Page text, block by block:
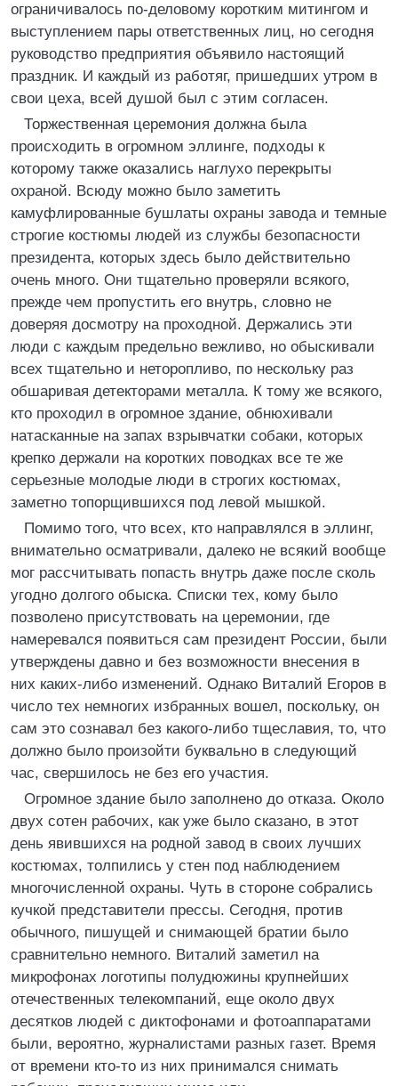
ограничивалось по-деловому коротким митингом и
выступлением пары ответственных лиц, но сегодня
руководство предприятия объявило настоящий
праздник. И каждый из работяг, пришедших утром в
свои цеха, всей душой был с этим согласен.
Торжественная церемония должна была
происходить в огромном эллинге, подходы к
которому также оказались наглухо перекрыты
охраной. Всюду можно было заметить
камуфлированные бушлаты охраны завода и темные
строгие костюмы людей из службы безопасности
президента, которых здесь было действительно
очень много. Они тщательно проверяли всякого,
прежде чем пропустить его внутрь, словно не
доверяя досмотру на проходной. Держались эти
люди с каждым предельно вежливо, но обыскивали
всех тщательно и неторопливо, по нескольку раз
обшаривая детекторами металла. К тому же всякого,
кто проходил в огромное здание, обнюхивали
натасканные на запах взрывчатки собаки, которых
крепко держали на коротких поводках все те же
серьезные молодые люди в строгих костюмах,
заметно топорщившихся под левой мышкой.
Помимо того, что всех, кто направлялся в эллинг,
внимательно осматривали, далеко не всякий вообще
мог рассчитывать попасть внутрь даже после сколь
угодно долгого обыска. Списки тех, кому было
позволено присутствовать на церемонии, где
намеревался появиться сам президент России, были
утверждены давно и без возможности внесения в
них каких-либо изменений. Однако Виталий Егоров в
число тех немногих избранных вошел, поскольку, он
сам это сознавал без какого-либо тщеславия, то, что
должно было произойти буквально в следующий
час, свершилось не без его участия.
Огромное здание было заполнено до отказа. Около
двух сотен рабочих, как уже было сказано, в этот
день явившихся на родной завод в своих лучших
костюмах, толпились у стен под наблюдением
многочисленной охраны. Чуть в стороне собрались
кучкой представители прессы. Сегодня, против
обычного, пишущей и снимающей братии было
сравнительно немного. Виталий заметил на
микрофонах логотипы полудюжины крупнейших
отечественных телекомпаний, еще около двух
десятков людей с диктофонами и фотоаппаратами
были, вероятно, журналистами разных газет. Время
от времени кто-то из них принимался снимать